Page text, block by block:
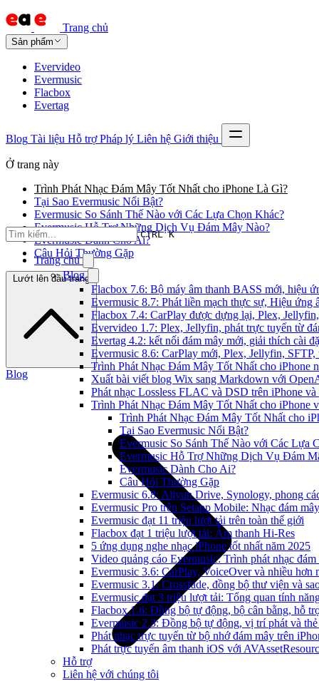
Trang chủ
Sản phẩm
Evervideo
Evermusic
Flacbox
Evertag
Blog Tài liệu Hỗ trợ Pháp lý Liên hệ Giới thiệu
CTRL K
Trang chủ
Blog
Flacbox 7.6: Bộ máy âm thanh BASS mới, hiệu
Evermusic 8.7: Phát liền mạch thực sự, Hiệu
Flacbox 7.4: CarPlay được dựng lại, Plex,
Evervideo 1.7: Plex, Jellyfin, phát trực tuyến từ
Evertag 4.2: kết nối đám mây mới, giải thích cài
Evermusic 8.6: CarPlay mới, Plex, Jellyfin,
Trình Phát Nhạc Đám Mây Tốt Nhất cho iPhone
Xuất bài viết blog Wix sang Markdown với
Phát nhạc Lossless FLAC và DSD trên iPhone
Trình Phát Nhạc Đám Mây Tốt Nhất cho iPhone
Trình Phát Nhạc Đám Mây Tốt Nhất cho
Tại Sao Evermusic Nổi Bật?
Evermusic So Sánh Thế Nào với Các Lựa
Evermusic Hỗ Trợ Những Dịch Vụ Đám
Evermusic Dành Cho Ai?
Câu Hỏi Thường Gặp
Evermusic 6.8: Aliyun Drive, Synology, phong
Evermusic Pro trên Setapp Mobile: Nhạc đám
Evermusic đạt 11 triệu lượt tải trên toàn thế giới
Flacbox đạt 1 triệu lượt tải: Âm thanh Hi-Res
5 ứng dụng nghe nhạc iPhone tốt nhất năm 2025
Video quảng cáo Evermusic: Trình phát nhạc đám
Evermusic 3.6: CarPlay, VoiceOver và nhiều hơn
Evermusic 3.1: Crossfade, đồng bộ thư viện và
Evermusic đạt 3 triệu lượt tải: Tổng quan tính
Flacbox 1.6: Đồng bộ tự động, bộ cân bằng, hỗ
Evermusic 2.3: Đồng bộ tự động, vị trí phát và thẻ
Phát nhạc trực tuyến từ bộ nhớ đám mây trên
Phát trực tuyến âm thanh iOS với
Hỗ trợ
Liên hệ với chúng tôi
Ở trang này
Trình Phát Nhạc Đám Mây Tốt Nhất cho iPhone Là Gì?
Tại Sao Evermusic Nổi Bật?
Evermusic So Sánh Thế Nào với Các Lựa Chọn Khác?
Evermusic Hỗ Trợ Những Dịch Vụ Đám Mây Nào?
Evermusic Dành Cho Ai?
Câu Hỏi Thường Gặp
Lướt lên đầu trang
Blog